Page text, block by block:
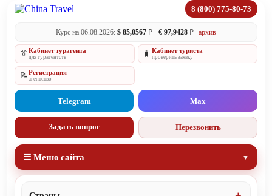
8 (800) 775-80-73
Курс на 06.08.2026: $ 85,0567 ₽ · € 97,9428 ₽ архив
👔Кабинет турагента
для турагентств 🧳 Кабинет туриста
проверить заявку
📝Регистрация
агентство
Telegram Max
Задать вопрос Перезвонить
☰ Меню сайта